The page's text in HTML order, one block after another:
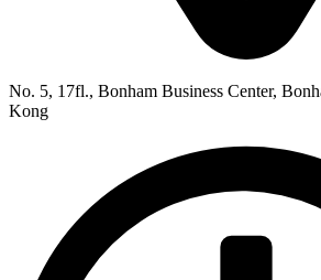
No. 5, 17fl., Bonham Business Center,
Kong